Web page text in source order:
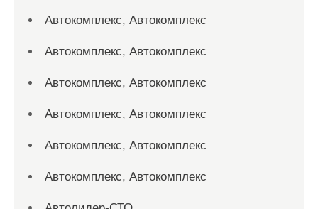
Автокомплекс, Автокомплекс
Автокомплекс, Автокомплекс
Автокомплекс, Автокомплекс
Автокомплекс, Автокомплекс
Автокомплекс, Автокомплекс
Автокомплекс, Автокомплекс